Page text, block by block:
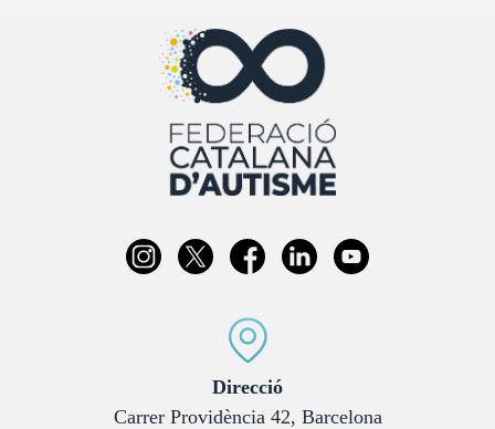
Direcció:
Carrer Providència 42, Barcelona